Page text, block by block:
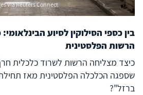
via Reuters Connect
בין כספי הסילוקין לסיוע
הרשות הפלסטינית
כיצד מצליחה הרשות לשרוד כלכלית
שספגה הכלכלה הפלסטינית מאז
ברזל"?